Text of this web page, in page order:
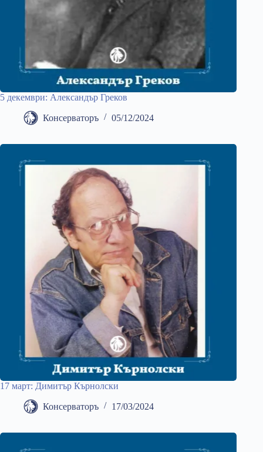
5 декември: Александър Греков
Консерваторъ 05/12/2024
17 март: Димитър Кърнолски
Консерваторъ 17/03/2024